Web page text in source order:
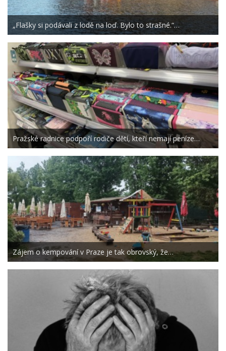
„Flašky si podávali z lodě na loď. Bylo to strašné.“…
Pražské radnice podpoří rodiče dětí, kteří nemají peníze…
Zájem o kempování v Praze je tak obrovský, že…